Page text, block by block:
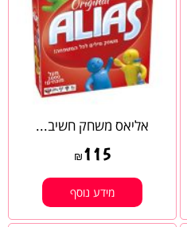
אליאס משחק חשיב...
₪ 115
מידע נוסף